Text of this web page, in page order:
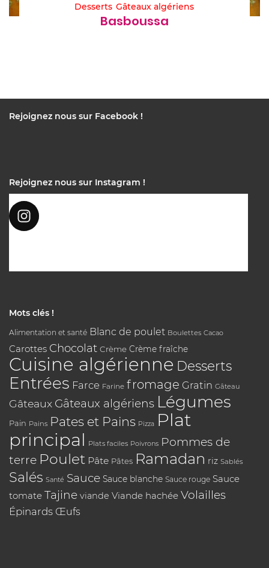
Desserts Gâteaux algériens
Basboussa
Rejoignez nous sur Facebook !
Rejoignez nous sur Instagram !
Mots clés !
Alimentation et santé Blanc de poulet Boulettes Cacao
Carottes Chocolat Crème Crème fraîche
Cuisine algérienne Desserts
Entrées Farce Farine fromage Gratin Gâteau
Gâteaux Gâteaux algériens Légumes
Pain Pains Pates et Pains Pizza Plat
principal Plats faciles Poivrons Pommes de
terre Poulet Pâte Pâtes Ramadan riz Sablés
Salés Santé Sauce Sauce blanche Sauce rouge Sauce
tomate Tajine viande Viande hachée Volailles
Épinards Œufs